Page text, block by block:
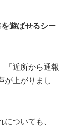
遊ばせるシー
「近所から通報
が上がりまし
ついても、